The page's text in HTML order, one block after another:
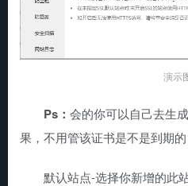
演示
Ps： 会的你可以自己去生
果，不用管该证书是不是到期
默认站点-选择你新增的此